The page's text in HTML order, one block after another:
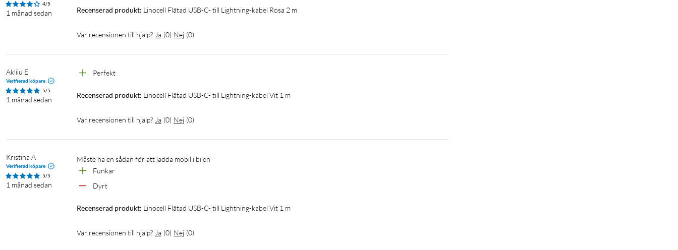
4/5
1 månad sedan Recenserad produkt: Linocell Flätad USB-C- till Lightning-kabel Rosa 2 m
Var recensionen till hjälp? Ja (0) Nej (0)
Aklilu E
Verifierad köpare
5/5
1 månad sedan
Perfekt
Recenserad produkt: Linocell Flätad USB-C- till Lightning-kabel Vit 1 m
Var recensionen till hjälp? Ja (0) Nej (0)
Kristina A
Verifierad köpare
5/5
1 månad sedan
Måste ha en sådan för att ladda mobil i bilen
Funkar
Dyrt
Recenserad produkt: Linocell Flätad USB-C- till Lightning-kabel Vit 1 m
Var recensionen till hjälp? Ja (0) Nej (0)